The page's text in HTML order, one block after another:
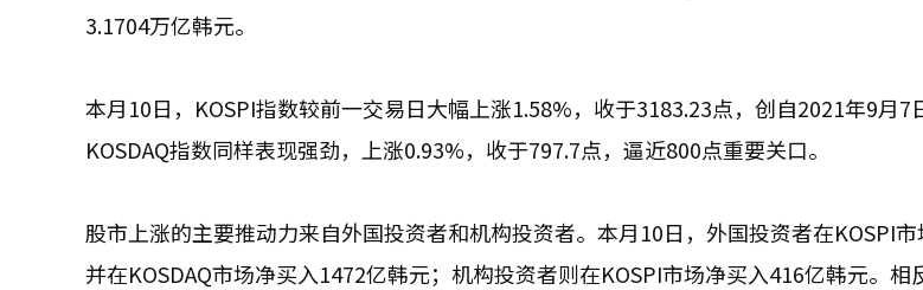
3.1704万亿韩元。
本月10日，KOSPI指数较前一交易日大幅上涨1.58%，收于3183.23点，创自2021年9月7
KOSDAQ指数同样表现强劲，上涨0.93%，收于797.7点，逼近800点重要关口。
股市上涨的主要推动力来自外国投资者和机构投资者。本月10日，外国投资者在KOSPI市
并在KOSDAQ市场净买入1472亿韩元；机构投资者则在KOSPI市场净买入416亿韩元。相